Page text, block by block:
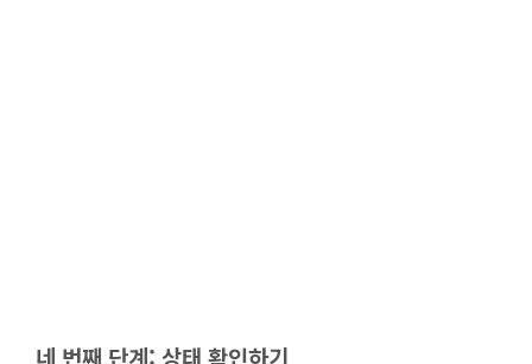
네 번째 단계: 상태 확인하기